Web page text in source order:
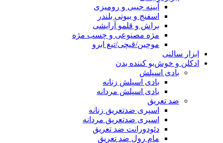
آیینه جیبی و رومیزی
اسفنج و بیوتی بلندر
براش و قلمو آرایشی
مژه مصنوعی و چسب مژه
موچین/قیچی/تیغ ابرو
ابزار سالنی
ادکلن و خوش‌بو کننده بدن
بادی اسپلش
بادی اسپلش زنانه
بادی اسپلش مردانه
ضد تعریق
اسپری ضدتعریق زنانه
اسپری ضدتعریق مردانه
دئودورانت ضد تعریق
مام رول ضد تعریق